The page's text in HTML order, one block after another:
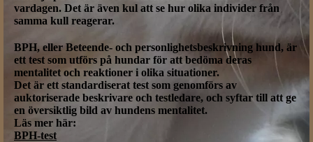
vardagen. Det är även kul att se hur olika individer från
samma kull reagerar.
BPH, eller Beteende- och personlighetsbeskrivning hund, är
ett test som utförs på hundar för att bedöma deras
mentalitet och reaktioner i olika situationer.
Det är ett standardiserat test som genomförs av
auktoriserade beskrivare och testledare, och syftar till att ge
en översiktlig bild av hundens mentalitet.
Läs mer här:
BPH-test